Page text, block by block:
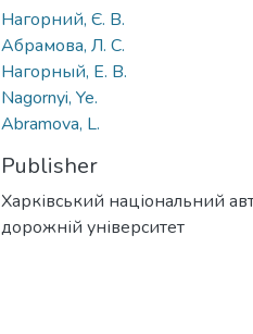
Нагорний, Є. В.
Абрамова, Л. С.
Нагорный, Е. В.
Nagornyi, Ye.
Abramova, L.
Publisher
Харківський національний
дорожній університет